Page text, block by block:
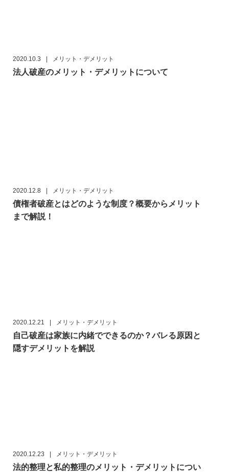
2020.10.3 | メリット・デメリット
法人破産のメリット・デメリットについて
2020.12.8 | メリット・デメリット
債権者破産とはどのような制度？概要からメリット
まで解説！
2020.12.21 | メリット・デメリット
自己破産は家族に内緒でできるのか？バレる原因と
隠すデメリットを解説
2020.12.23 | メリット・デメリット
法的整理と私的整理のメリット・デメリットについ